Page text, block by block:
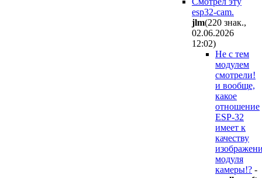
esp32-cam.
jlm(220 знак.,
02.06.2026
12:02)
Не с тем
модулем
смотрели!
и вообще,
какое
отношение
ESP-32
имеет к
качеству
модуля
камеры!? -